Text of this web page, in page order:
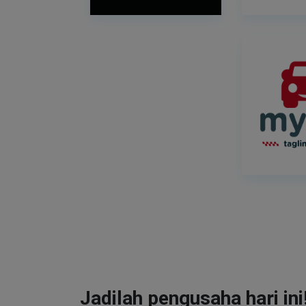
Jadilah pengusaha hari